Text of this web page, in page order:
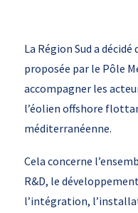
La Région Sud a
proposée par le Pôle
accompagner les
l’éolien offshore
méditerranéenne.
Cela concerne
R&D, le
l’intégration,